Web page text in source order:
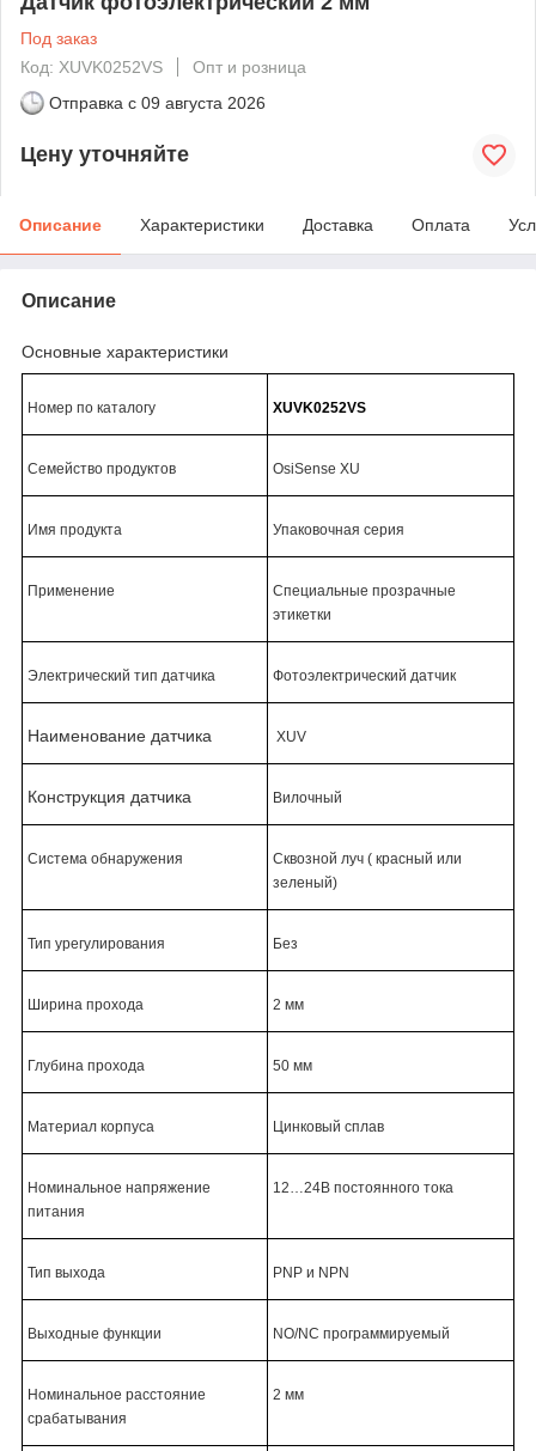
Под заказ
Код: XUVK0252VS
Опт и розница
Отправка с 09 августа 2026
Цену уточняйте
Описание Характеристики Доставка Оплата
Описание
Основные характеристики
Номер по каталогу XUVK0252VS
Семейство продуктов OsiSense XU
Имя продукта Упаковочная серия
Применение
Специальные прозрачные
этикетки
Электрический тип датчика Фотоэлектрический датчик
Наименование датчика XUV
Конструкция датчика Вилочный
Система обнаружения
Сквозной луч ( красный или
зеленый)
Тип урегулирования Без
Ширина прохода 2 мм
Глубина прохода 50 мм
Материал корпуса Цинковый сплав
Номинальное напряжение
питания
12…24В постоянного тока
Тип выхода РNР и NPN
Выходные функции NO/NC программируемый
Номинальное расстояние
срабатывания
2 мм